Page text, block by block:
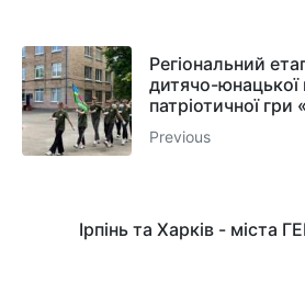
Регіональний
дитячо-юнацької
патріотичної
Previous
Ірпінь та Харків - міста